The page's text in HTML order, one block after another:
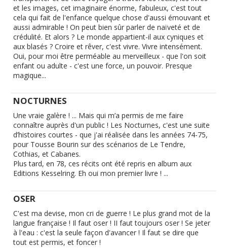
et les images, cet imaginaire énorme, fabuleux, c'est tout
cela qui fait de l'enfance quelque chose d'aussi émouvant et
aussi admirable ! On peut bien sûr parler de naïveté et de
crédulité. Et alors ? Le monde appartient-il aux cyniques et
aux blasés ? Croire et rêver, c'est vivre. Vivre intensément.
Oui, pour moi être perméable au merveilleux - que l'on soit
enfant ou adulte - c'est une force, un pouvoir. Presque
magique...
NOCTURNES
Une vraie galère ! ... Mais qui m’a permis de me faire
connaître auprès d'un public ! Les Nocturnes, c'est une suite
d’histoires courtes - que j'ai réalisée dans les années 74-75,
pour Tousse Bourin sur des scénarios de Le Tendre,
Cothias, et Cabanes.
Plus tard, en 78, ces récits ont été repris en album aux
Editions Kesselring. Eh oui mon premier livre ! ...
OSER
C'est ma devise, mon cri de guerre ! Le plus grand mot de la
langue française ! Il faut oser ! II faut toujours oser ! Se jeter
à l'eau : c'est la seule façon d'avancer ! Il faut se dire que
tout est permis, et foncer !